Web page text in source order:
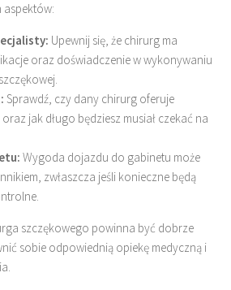
aspektów:
Upewnij się, że chirurg ma
oraz doświadczenie w wykonywaniu
Sprawdź, czy dany chirurg oferuje
jak długo będziesz musiał czekać na
Wygoda dojazdu do gabinetu może
zwłaszcza jeśli konieczne będą
szczękowego powinna być dobrze
sobie odpowiednią opiekę medyczną i